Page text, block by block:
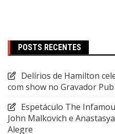
POSTS RECENTES
Delírios de Hamilton
com show no Gravador Pub
Espetáculo The
John Malkovich e
Alegre